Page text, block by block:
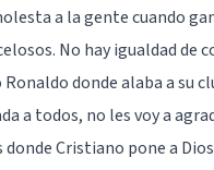
a la gente cuando
No hay igualdad de
donde alaba a su
a todos, no les voy a
donde Cristiano pone a